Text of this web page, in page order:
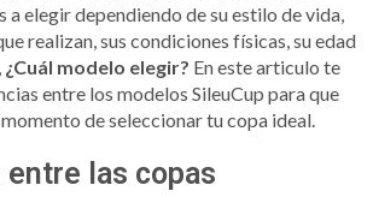
a elegir dependiendo de su estilo de vida,
realizan, sus condiciones físicas, su edad
¿Cuál modelo elegir? En este articulo te
entre los modelos SileuCup para que
de seleccionar tu copa ideal.
entre las copas